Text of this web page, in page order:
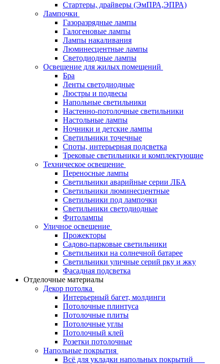
Стартеры, драйверы (ЭмПРА,ЭПРА)
Лампочки
Газоразрядные лампы
Галогеновые лампы
Лампы накаливания
Люминесцентные лампы
Светодиодные лампы
Освещение для жилых помещений
Бра
Ленты светодиодные
Люстры и подвесы
Напольные светильники
Настенно-потолочные светильники
Настольные лампы
Ночники и детские лампы
Светильники точечные
Споты, интерьерная подсветка
Трековые светильники и комплектующие
Техническое освещение
Переносные лампы
Светильники аварийные серии ЛБА
Светильники люминесцентные
Светильники под лампочки
Светильники светодиодные
Фитолампы
Уличное освещение
Прожекторы
Садово-парковые светильники
Светильники на солнечной батарее
Светильники уличные серий рку и жку
Фасадная подсветка
Отделочные материалы
Декор потолка
Интерьерный багет, молдинги
Потолочные плинтуса
Потолочные плиты
Потолочные углы
Потолочный клей
Розетки потолочные
Напольные покрытия
Всё для укладки напольных покрытий